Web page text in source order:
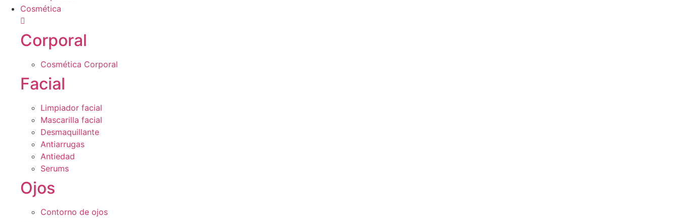
Cosmética
Corporal
Cosmética Corporal
Facial
Limpiador facial
Mascarilla facial
Desmaquillante
Antiarrugas
Antiedad
Serums
Ojos
Contorno de ojos